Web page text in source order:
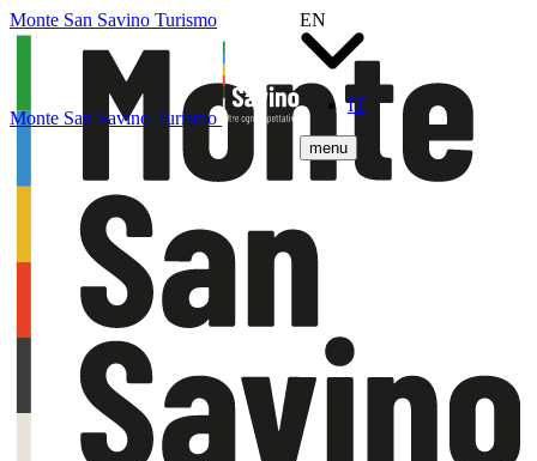
Monte San Savino Turismo
EN
IT
menu
Monte San Savino Turismo